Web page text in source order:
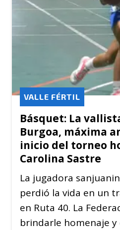
Básquet: La
Burgoa, máxima
inicio del torneo
Carolina Sastre
VALLE FÉRTIL
La jugadora
perdió la vida en un
en Ruta 40. La
brindarle homenaje